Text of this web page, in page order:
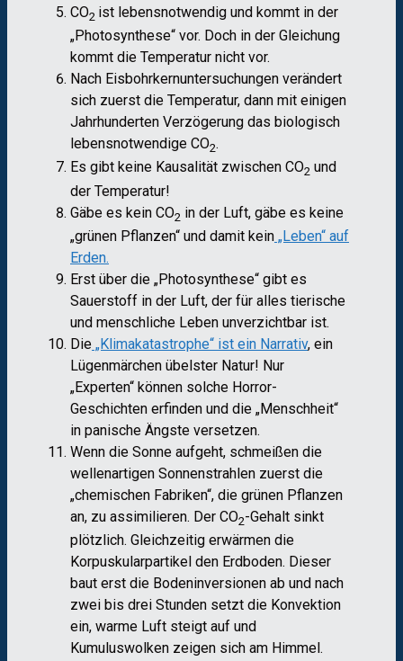
CO2 ist lebensnotwendig und kommt in der
„Photosynthese“ vor. Doch in der Gleichung
kommt die Temperatur nicht vor.
Nach Eisbohrkernuntersuchungen verändert
sich zuerst die Temperatur, dann mit einigen
Jahrhunderten Verzögerung das biologisch
lebensnotwendige CO2.
Es gibt keine Kausalität zwischen CO2 und
der Temperatur!
Gäbe es kein CO2 in der Luft, gäbe es keine
„grünen Pflanzen“ und damit kein „Leben“ auf
Erden.
Erst über die „Photosynthese“ gibt es
Sauerstoff in der Luft, der für alles tierische
und menschliche Leben unverzichtbar ist.
Die „Klimakatastrophe“ ist ein Narrativ, ein
Lügenmärchen übelster Natur! Nur
„Experten“ können solche Horror-
Geschichten erfinden und die „Menschheit“
in panische Ängste versetzen.
Wenn die Sonne aufgeht, schmeißen die
wellenartigen Sonnenstrahlen zuerst die
„chemischen Fabriken“, die grünen Pflanzen
an, zu assimilieren. Der CO2-Gehalt sinkt
plötzlich. Gleichzeitig erwärmen die
Korpuskularpartikel den Erdboden. Dieser
baut erst die Bodeninversionen ab und nach
zwei bis drei Stunden setzt die Konvektion
ein, warme Luft steigt auf und
Kumuluswolken zeigen sich am Himmel.